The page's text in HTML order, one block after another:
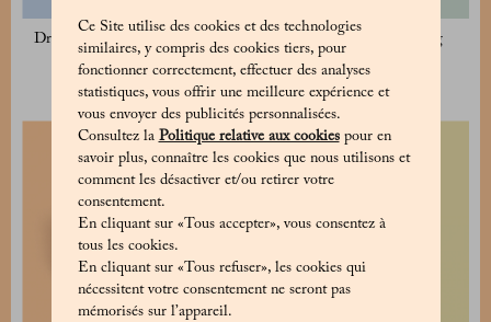
Ce Site utilise des cookies et des technologies
similaires, y compris des cookies tiers, pour
fonctionner correctement, effectuer des analyses
statistiques, vous offrir une meilleure expérience et
vous envoyer des publicités personnalisées.
Consultez la Politique relative aux cookiespour en
savoir plus, connaître les cookies que nous utilisons et
comment les désactiver et/ou retirer votre
consentement.
En cliquant sur «Tous accepter», vous consentez à
tous les cookies.
En cliquant sur «Tous refuser», les cookies qui
nécessitent votre consentement ne seront pas
mémorisés sur l’appareil.
Dragées aux amandes argentées
135 g
Dragées Avola roses 135 g
15 €